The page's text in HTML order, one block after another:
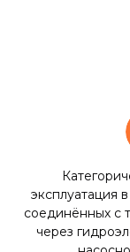
эксплуатация
соединённых с
через